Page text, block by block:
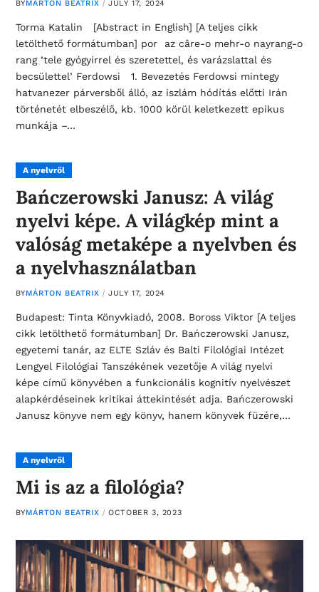
BYMÁRTON BEATRIX JULY 17, 2024
Torma Katalin [Abstract in English] [A teljes cikk
letölthető formátumban] por az câre-o mehr-o nayrang-o
rang ’tele gyógyírrel és szeretettel, és varázslattal és
becsülettel’ Ferdowsi 1. Bevezetés Ferdowsi mintegy
hatvanezer párversből álló, az iszlám hódítás előtti Irán
történetét elbeszélő, kb. 1000 körül keletkezett epikus
munkája –…
A nyelvről
Bańczerowski Janusz: A világ
nyelvi képe. A világkép mint a
valóság metaképe a nyelvben és
a nyelvhasználatban
BYMÁRTON BEATRIX JULY 17, 2024
Budapest: Tinta Könyvkiadó, 2008. Boross Viktor [A teljes
cikk letölthető formátumban] Dr. Bańczerowski Janusz,
egyetemi tanár, az ELTE Szláv és Balti Filológiai Intézet
Lengyel Filológiai Tanszékének vezetője A világ nyelvi
képe című könyvében a funkcionális kognitív nyelvészet
alapkérdéseinek kritikai áttekintését adja. Bańczerowski
Janusz könyve nem egy könyv, hanem könyvek füzére,…
A nyelvről
Mi is az a filológia?
BYMÁRTON BEATRIX OCTOBER 3, 2023